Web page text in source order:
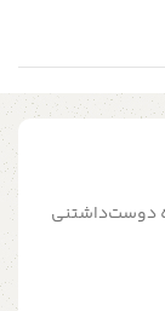
دوست‌داشتنی